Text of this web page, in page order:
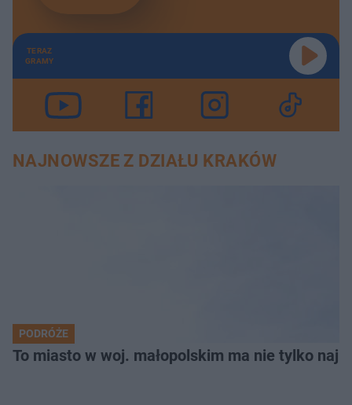
TERAZ
GRAMY
NAJNOWSZE Z DZIAŁU KRAKÓW
PODRÓŻE
To miasto w woj. małopolskim ma nie tylko